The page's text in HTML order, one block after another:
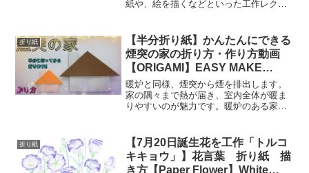
紙や、絵を描くなどといった工作レクリ
ばかりで、バリエーションに困っていま
せんか？そんな中で...
折り紙
【半分折り紙】かんたんにできる
煙突の家の折り方・作り方動画
【ORIGAMI】EASY MAKE
CHIMNEY HOUSE
暖炉と同様、煙突から煙を排出します。
家の隅々まで熱が届き、室内全体が暖ま
りやすいのが魅力です。暖炉のある家は
折り紙スクールへようこそ!!※ツイッター
始めました次の...
折り紙
【7月20日誕生花を工作「トルコ
キキョウ」】花言葉 折り紙 描
き方【Paper Flower】White